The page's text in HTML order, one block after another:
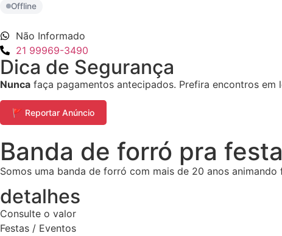
Offline
Não Informado
21 99969-3490
Dica de Segurança
Nunca faça pagamentos antecipados. Prefira encontros
🚩 Reportar Anúncio
Banda de forró pra
Somos uma banda de forró com mais de 20 anos
detalhes
Consulte o valor
Festas / Eventos